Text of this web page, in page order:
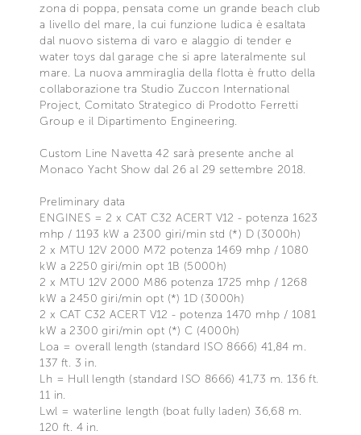
zona di poppa, pensata come un grande beach club
a livello del mare, la cui funzione ludica è esaltata
dal nuovo sistema di varo e alaggio di tender e
water toys dal garage che si apre lateralmente sul
mare. La nuova ammiraglia della flotta è frutto della
collaborazione tra Studio Zuccon International
Project, Comitato Strategico di Prodotto Ferretti
Group e il Dipartimento Engineering.
Custom Line Navetta 42 sarà presente anche al
Monaco Yacht Show dal 26 al 29 settembre 2018.
Preliminary data
ENGINES = 2 x CAT C32 ACERT V12 - potenza 1623
mhp / 1193 kW a 2300 giri/min std (*) D (3000h)
2 x MTU 12V 2000 M72 potenza 1469 mhp / 1080
kW a 2250 giri/min opt 1B (5000h)
2 x MTU 12V 2000 M86 potenza 1725 mhp / 1268
kW a 2450 giri/min opt (*) 1D (3000h)
2 x CAT C32 ACERT V12 - potenza 1470 mhp / 1081
kW a 2300 giri/min opt (*) C (4000h)
Loa = overall length (standard ISO 8666) 41,84 m.
137 ft. 3 in.
Lh = Hull length (standard ISO 8666) 41,73 m. 136 ft.
11 in.
Lwl = waterline length (boat fully laden) 36,68 m.
120 ft. 4 in.